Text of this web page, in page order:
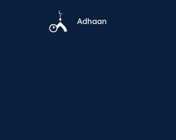
Adhaan